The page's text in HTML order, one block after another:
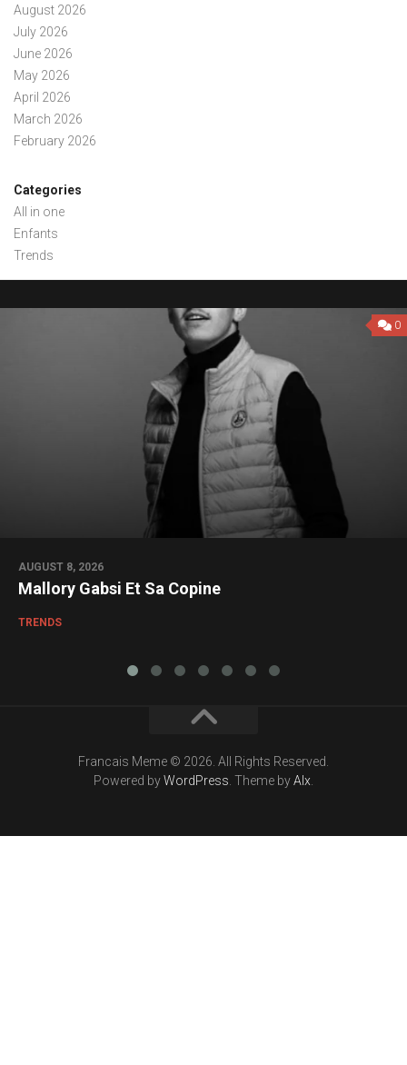
August 2026
July 2026
June 2026
May 2026
April 2026
March 2026
February 2026
Categories
All in one
Enfants
Trends
0
AUGUST 8, 2026
Mallory Gabsi Et Sa Copine
TRENDS
Francais Meme © 2026. All Rights Reserved.
Powered byWordPress . Theme byAlx